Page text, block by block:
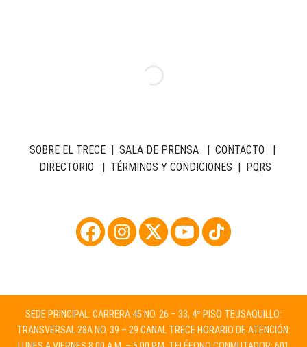
SOBRE EL TRECE| SALA DE PRENSA| CONTACTO |
DIRECTORIO | TÉRMINOS Y CONDICIONES | PQRS
SEDE PRINCIPAL: CARRERA 45 NO. 26 – 33, 4º PISO TEUSAQUILLO:
TRANSVERSAL 28A NO. 39 – 29 CANAL TRECE HORARIO DE ATENCIÓN: